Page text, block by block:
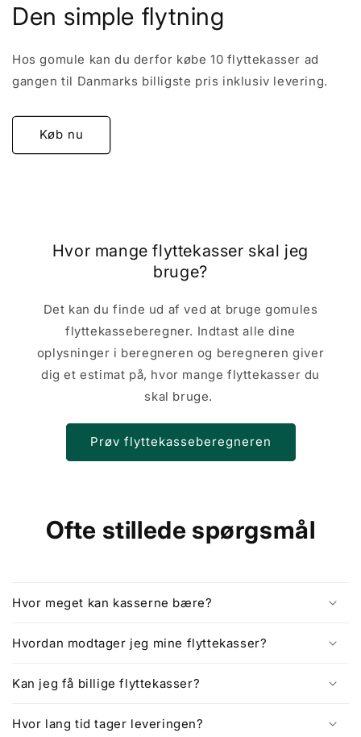
Den simple flytning
Hos gomule kan du derfor købe 10 flyttekasser ad
gangen til Danmarks billigste pris inklusiv levering.
Køb nu
Hvor mange flyttekasser skal jeg
bruge?
Det kan du finde ud af ved at bruge gomules
flyttekasseberegner. Indtast alle dine
oplysninger i beregneren og beregneren giver
dig et estimat på, hvor mange flyttekasser du
skal bruge.
Prøv flyttekasseberegneren
Ofte stillede spørgsmål
Hvor meget kan kasserne bære?
Hvordan modtager jeg mine flyttekasser?
Kan jeg få billige flyttekasser?
Hvor lang tid tager leveringen?